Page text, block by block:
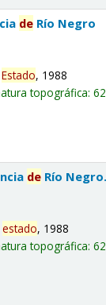
de Río Negro
Estado, 1988
topográfica:
de Río Negro.
estado, 1988
topográfica: